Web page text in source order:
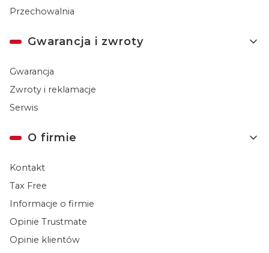
Przechowalnia
Gwarancja i zwroty
Gwarancja
Zwroty i reklamacje
Serwis
O firmie
Kontakt
Tax Free
Informacje o firmie
Opinie Trustmate
Opinie klientów